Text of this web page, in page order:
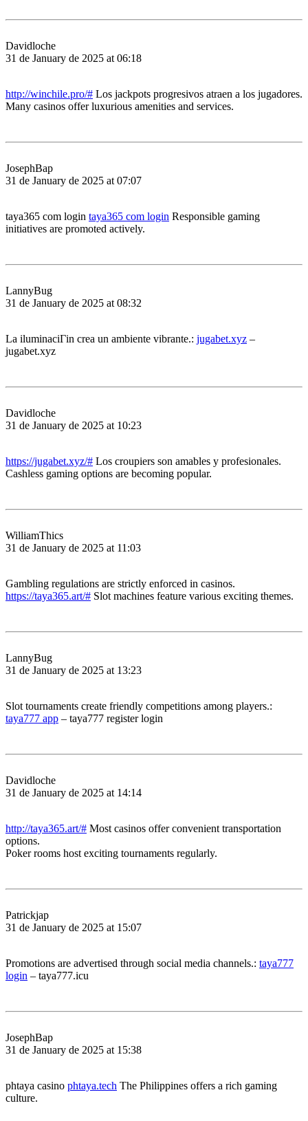
Davidloche
31 de January de 2025 at 06:18
http://winchile.pro/# Los jackpots progresivos atraen a los jugadores.
Many casinos offer luxurious amenities and services.
JosephBap
31 de January de 2025 at 07:07
taya365 com login taya365 com login Responsible gaming
initiatives are promoted actively.
LannyBug
31 de January de 2025 at 08:32
La iluminaciГіn crea un ambiente vibrante.: jugabet.xyz –
jugabet.xyz
Davidloche
31 de January de 2025 at 10:23
https://jugabet.xyz/# Los croupiers son amables y profesionales.
Cashless gaming options are becoming popular.
WilliamThics
31 de January de 2025 at 11:03
Gambling regulations are strictly enforced in casinos.
https://taya365.art/# Slot machines feature various exciting themes.
LannyBug
31 de January de 2025 at 13:23
Slot tournaments create friendly competitions among players.:
taya777 app – taya777 register login
Davidloche
31 de January de 2025 at 14:14
http://taya365.art/# Most casinos offer convenient transportation
options.
Poker rooms host exciting tournaments regularly.
Patrickjap
31 de January de 2025 at 15:07
Promotions are advertised through social media channels.: taya777
login – taya777.icu
JosephBap
31 de January de 2025 at 15:38
phtaya casino phtaya.tech The Philippines offers a rich gaming
culture.